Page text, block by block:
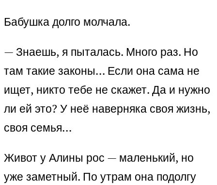
Бабушка долго молчала.
— Знаешь, я пыталась. Много раз. Но
там такие законы… Если она сама не
ищет, никто тебе не скажет. Да и нужно
ли ей это? У неё наверняка своя жизнь,
своя семья…
Живот у Алины рос — маленький, но
уже заметный. По утрам она подолгу